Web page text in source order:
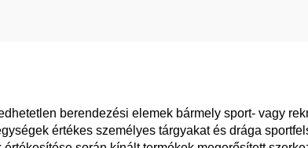
berendezési elemek bármely sport- vagy
értékes személyes tárgyakat és drága